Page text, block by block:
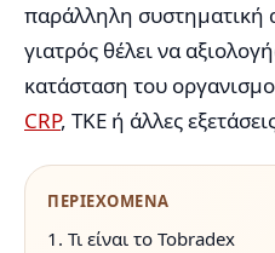
παράλληλη συστηματική
γιατρός θέλει να
κατάσταση του
CRP, ΤΚΕ ή άλλες
ΠΕΡΙΕΧΟΜΕΝΑ
1. Τι είναι το Tobradex